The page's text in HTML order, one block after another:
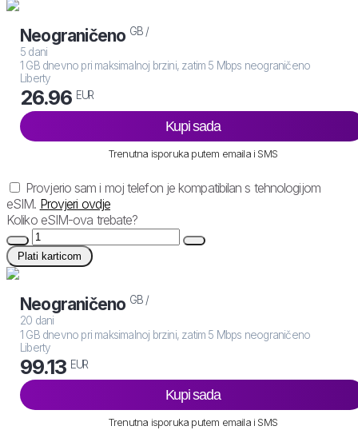
Neograničeno GB /
5 dani
1 GB dnevno pri maksimalnoj brzini, zatim 5 Mbps neograničeno
Liberty
26.96 EUR
Kupi sada
Trenutna isporuka putem emaila i SMS
Provjerio sam i moj telefon je kompatibilan s tehnologijom
eSIM. Provjeri ovdje
Koliko eSIM-ova trebate?
Plati karticom
Neograničeno GB /
20 dani
1 GB dnevno pri maksimalnoj brzini, zatim 5 Mbps neograničeno
Liberty
99.13 EUR
Kupi sada
Trenutna isporuka putem emaila i SMS